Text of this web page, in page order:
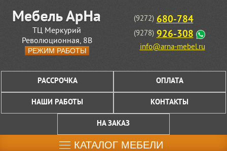
ТЦ Меркурий
Революционная, 8В
РЕЖИМ РАБОТЫ
(9272) 680-784
(9278) 926-308
info@arna-mebel.ru
РАССРОЧКА ОПЛАТА
НАШИ РАБОТЫ КОНТАКТЫ
НА ЗАКАЗ
КАТАЛОГ МЕБЕЛИ